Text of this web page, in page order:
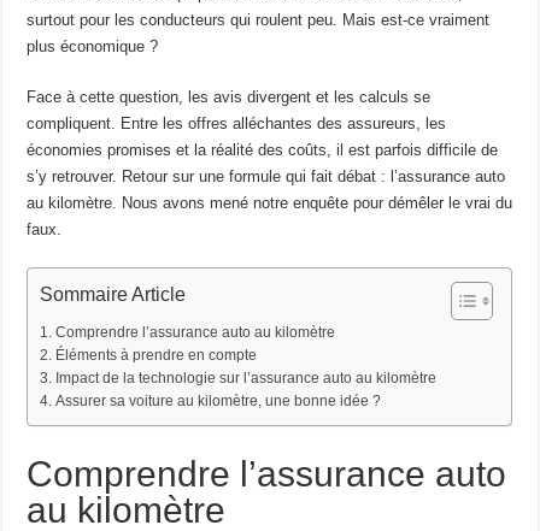
surtout pour les conducteurs qui roulent peu. Mais est-ce vraiment
plus économique ?
Face à cette question, les avis divergent et les calculs se
compliquent. Entre les offres alléchantes des assureurs, les
économies promises et la réalité des coûts, il est parfois difficile de
s’y retrouver. Retour sur une formule qui fait débat : l’assurance auto
au kilomètre. Nous avons mené notre enquête pour démêler le vrai du
faux.
Sommaire Article
Comprendre l’assurance auto au kilomètre
Éléments à prendre en compte
Impact de la technologie sur l’assurance auto au kilomètre
Assurer sa voiture au kilomètre, une bonne idée ?
Comprendre l’assurance auto
au kilomètre